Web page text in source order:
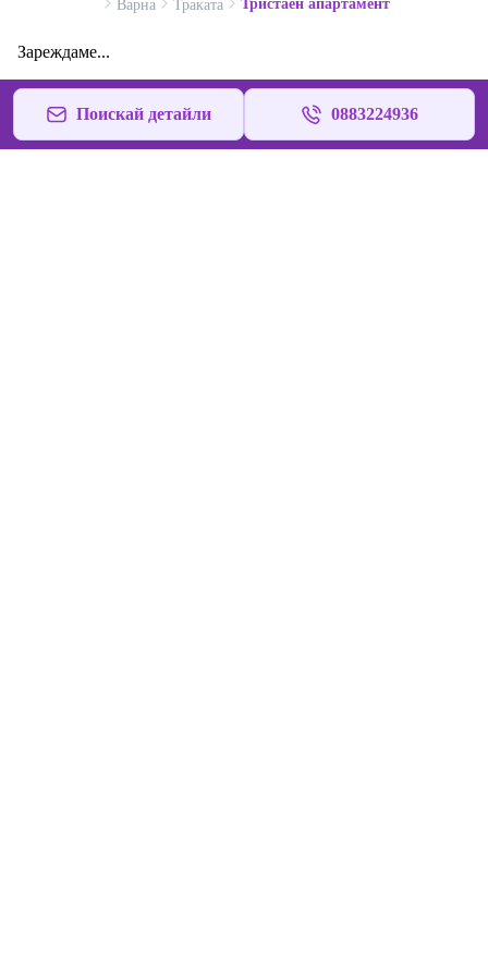
Варна Траката Тристаен апартамент
Зареждаме...
Поискай детайли 0883224936